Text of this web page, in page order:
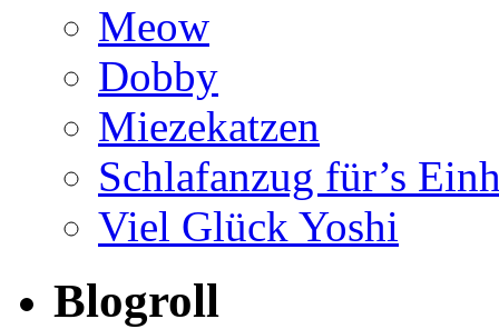
Meow
Dobby
Miezekatzen
Schlafanzug für’s
Viel Glück Yoshi
Blogroll